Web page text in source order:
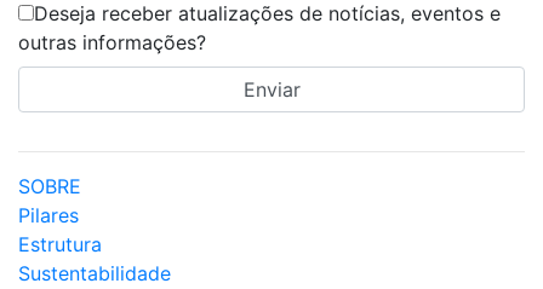
Deseja receber atualizações de notícias, eventos e
outras informações?
SOBRE
Pilares
Estrutura
Sustentabilidade